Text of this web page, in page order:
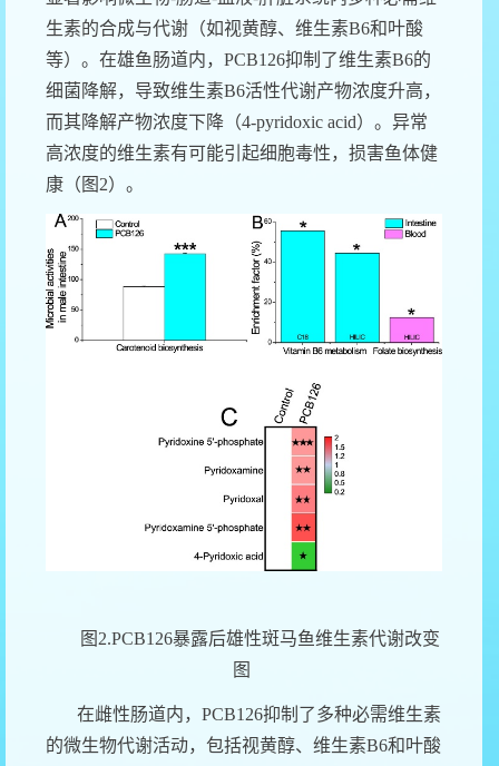
生素的合成与代谢（如视黄醇、维生素B6和叶酸
等）。在雄鱼肠道内， PCB126抑制了维生素B6的
细菌降解，导致维生素B6活性代谢产物浓度升高，
而其降解产物浓度下降（4-pyridoxic acid）。异常
高浓度的维生素有可能引起细胞毒性，损害鱼体健
康（图 2）。
图 2.PCB126暴露后雄性斑马鱼维生素代谢改变
图
在雌性肠道内， PCB126抑制了多种必需维生素
的微生物代谢活动，包括视黄醇、维生素B6和叶酸